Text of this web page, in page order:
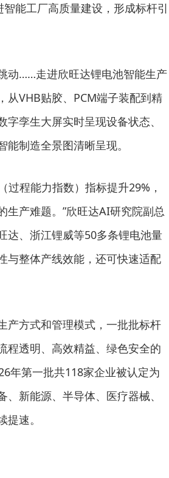
能工厂高质量建设，形成标杆引
动……走进欣旺达锂电池智能生产
从VHB贴胶、PCM端子装配到精
孪生大屏实时呈现设备状态、
制造全景图清晰呈现。
过程能力指数）指标提升29%，
生产难题。”欣旺达AI研究院副总
达、浙江锂威等50多条锂电池量
与整体产线效能，还可快速适配
产方式和管理模式，一批批标杆
程透明、高效精益、绿色安全的
年第一批共118家企业被认定为
新能源、半导体、医疗器械、
速。